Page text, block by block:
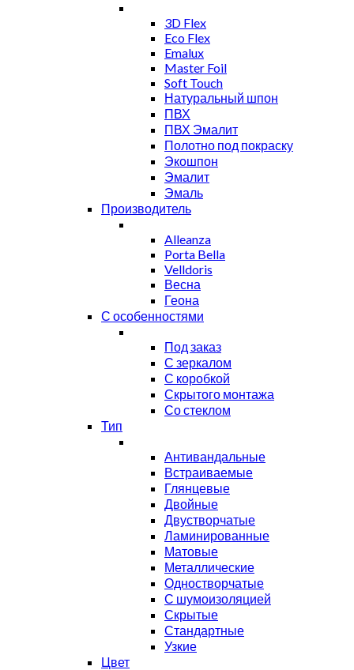
3D Flex
Eco Flex
Emalux
Master Foil
Soft Touch
Натуральный шпон
ПВХ
ПВХ Эмалит
Полотно под покраску
Экошпон
Эмалит
Эмаль
Производитель
Alleanza
Porta Bella
Velldoris
Весна
Геона
С особенностями
Под заказ
С зеркалом
С коробкой
Скрытого монтажа
Со стеклом
Тип
Антивандальные
Встраиваемые
Глянцевые
Двойные
Двустворчатые
Ламинированные
Матовые
Металлические
Одностворчатые
С шумоизоляцией
Скрытые
Стандартные
Узкие
Цвет